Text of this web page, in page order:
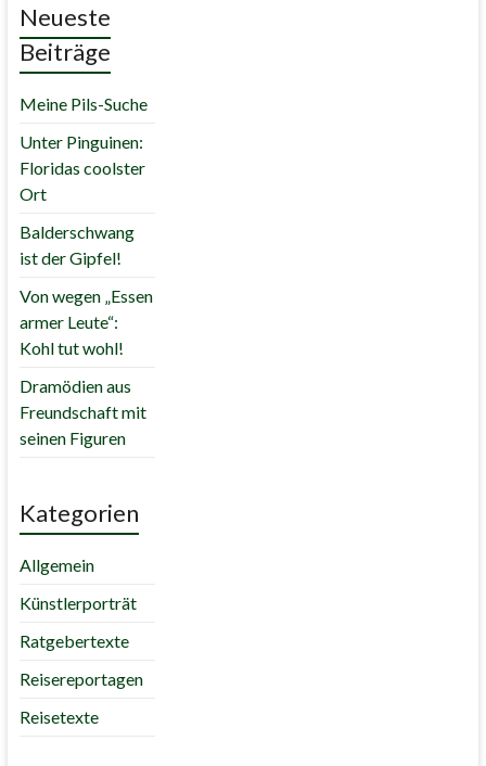
Neueste
Beiträge
Meine Pils-Suche
Unter Pinguinen:
Floridas coolster
Ort
Balderschwang
ist der Gipfel!
Von wegen „Essen
armer Leute“:
Kohl tut wohl!
Dramödien aus
Freundschaft mit
seinen Figuren
Kategorien
Allgemein
Künstlerporträt
Ratgebertexte
Reisereportagen
Reisetexte